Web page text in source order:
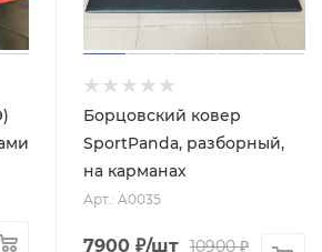
Борцовский ковер
SportPanda, разборный,
на карманах
Арт.: A0035
7900 ₽/шт 10900₽